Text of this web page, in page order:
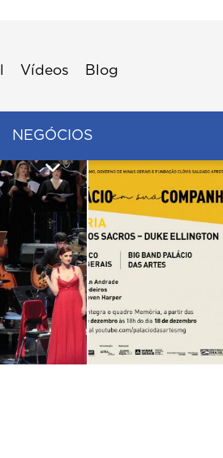
Vídeos Blog
NEGÓCIOS